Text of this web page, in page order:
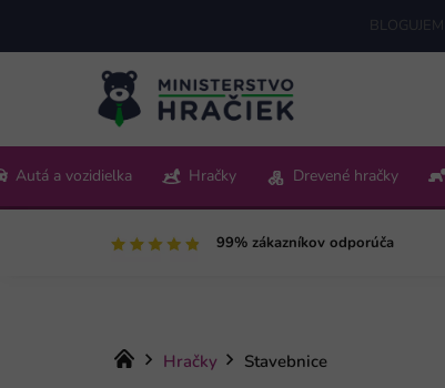
obsah
BLOGUJEME
Pon-Pia 9:00-15:00
Autá a vozidielka Hračky Drevené hračky
99% zákazníkov odporúča
Domov
Hračky Stavebnice